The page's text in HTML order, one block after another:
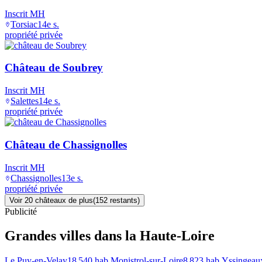
Inscrit MH
Torsiac14e s.
propriété privée
Château de Soubrey
Inscrit MH
Salettes14e s.
propriété privée
Château de Chassignolles
Inscrit MH
Chassignolles13e s.
propriété privée
Voir 20 châteaux de plus(152 restants)
Publicité
Grandes villes dans la Haute-Loire